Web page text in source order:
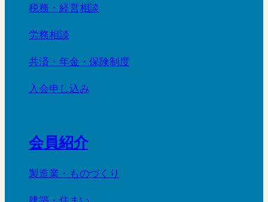
税務・経営相談
労務相談
共済・年金・保険制度
入会申し込み
会員紹介
製造業・ものづくり